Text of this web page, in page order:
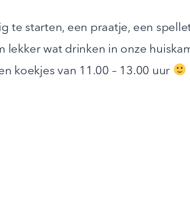
te starten, een praatje, een
lekker wat drinken in onze
koekjes van 11.00 – 13.00 uur